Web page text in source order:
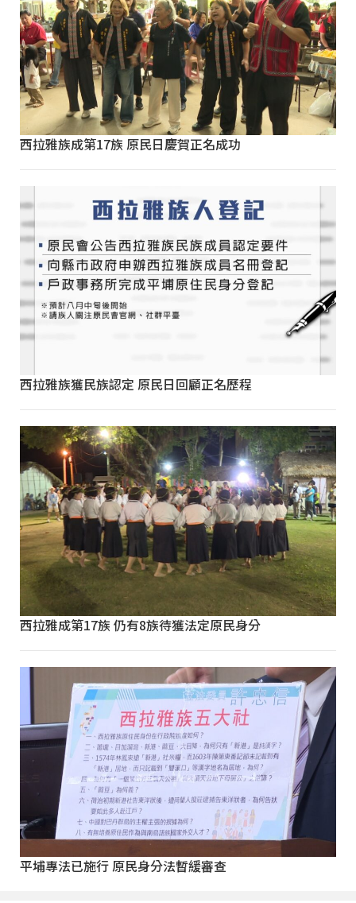
西拉雅族成第17族 原民日慶賀正名成功
西拉雅族獲民族認定 原民日回顧正名歷程
西拉雅成第17族 仍有8族待獲法定原民身分
平埔專法已施行 原民身分法暫緩審查